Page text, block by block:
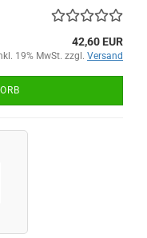
42,60 EUR
19% MwSt. zzgl. Versand